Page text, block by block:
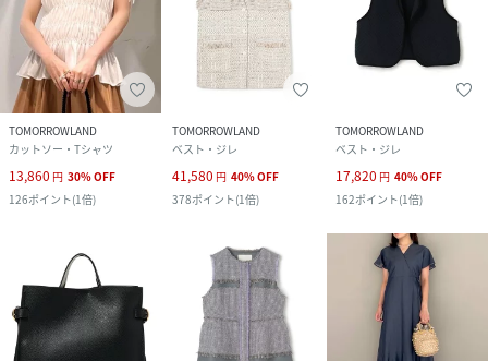
TOMORROWLAND
カットソー・Tシャツ
13,860 円 30%OFF
126ポイント(1倍)
TOMORROWLAND
ベスト・ジレ
41,580 円 40%OFF
378ポイント(1倍)
TOMORROWLAND
ベスト・ジレ
17,820 円 40%OFF
162ポイント(1倍)